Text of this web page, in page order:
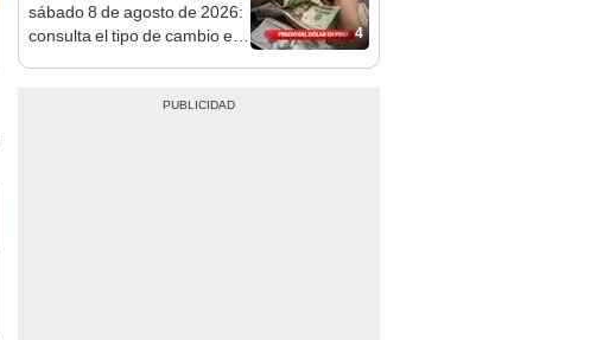
4
sábado 8 de agosto de 2026:
consulta el tipo de cambio en